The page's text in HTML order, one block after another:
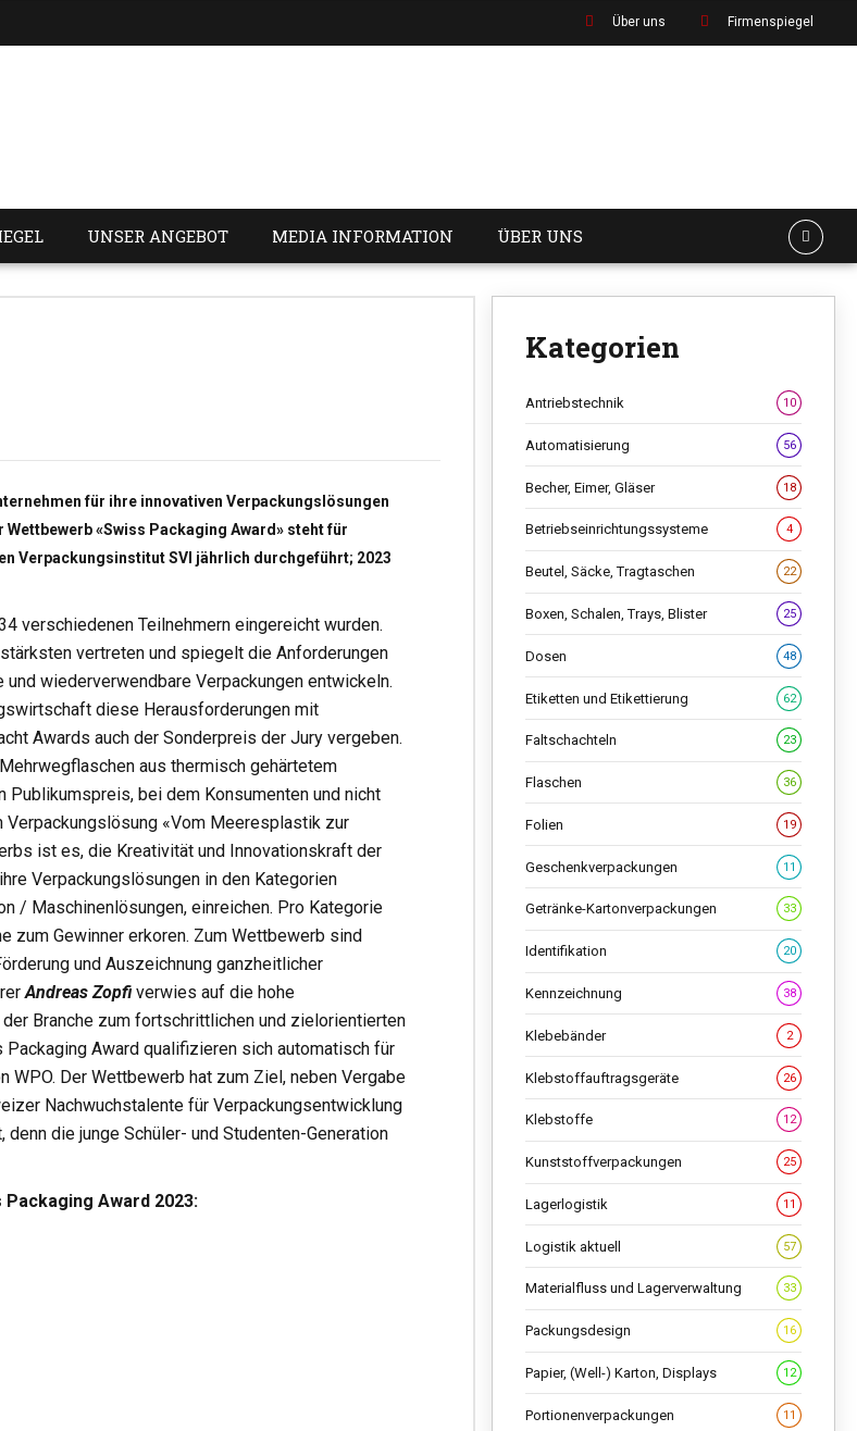
Über uns Firmenspiegel
UNSER ANGEBOT MEDIA INFORMATION ÜBER UNS
für ihre innovativen Verpackungslösungen
«Swiss Packaging Award» steht für
Verpackungsinstitut SVI jährlich durchgeführt; 2023
verschiedenen Teilnehmern eingereicht wurden.
vertreten und spiegelt die Anforderungen
wiederverwendbare Verpackungen entwickeln.
diese Herausforderungen mit
Awards auch der Sonderpreis der Jury vergeben.
aus thermisch gehärtetem
Publikumspreis, bei dem Konsumenten und nicht
«Vom Meeresplastik zur
ist es, die Kreativität und Innovationskraft der
Verpackungslösungen in den Kategorien
/ Maschinenlösungen, einreichen. Pro Kategorie
zum Gewinner erkoren. Zum Wettbewerb sind
und Auszeichnung ganzheitlicher
Andreas Zopfi verwies auf die hohe
Branche zum fortschrittlichen und zielorientierten
Award qualifizieren sich automatisch für
WPO. Der Wettbewerb hat zum Ziel, neben Vergabe
Nachwuchstalente für Verpackungsentwicklung
die junge Schüler- und Studenten-Generation
Award 2023:
Kategorien
Antriebstechnik 10
Automatisierung 56
Becher, Eimer, Gläser 18
Betriebseinrichtungssysteme 4
Beutel, Säcke, Tragtaschen 22
Boxen, Schalen, Trays, Blister 25
Dosen 48
Etiketten und Etikettierung 62
Faltschachteln 23
Flaschen 36
Folien 19
Geschenkverpackungen 11
Getränke-Kartonverpackungen 33
Identifikation 20
Kennzeichnung 38
Klebebänder 2
Klebstoffauftragsgeräte 26
Klebstoffe 12
Kunststoffverpackungen 25
Lagerlogistik 11
Logistik aktuell 57
Materialfluss und Lagerverwaltung 33
Packungsdesign 16
Papier, (Well-) Karton, Displays 12
Portionenverpackungen 11